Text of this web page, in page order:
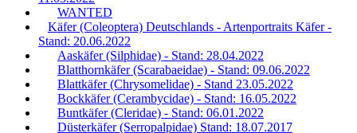
WANTED
Käfer (Coleoptera) Deutschlands - Artenportraits Käfer -
Stand: 20.06.2022
Aaskäfer (Silphidae) - Stand: 28.04.2022
Blatthornkäfer (Scarabaeidae) - Stand: 09.06.2022
Blattkäfer (Chrysomelidae) - Stand 23.05.2022
Bockkäfer (Cerambycidae) - Stand: 16.05.2022
Buntkäfer (Cleridae) - Stand: 06.01.2022
Düsterkäfer (Serropalpidae) Stand: 18.07.2017